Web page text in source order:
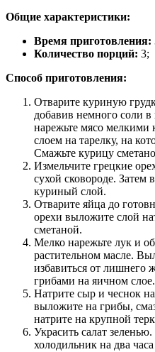
Общие характеристики:
Время приготовления:
Количество порций: 3;
Способ приготовления:
Отварите куриную
добавив немного соли
нарежьте мясо
слоем на тарелку, на
Смажьте курицу
Измельчите грецкие
сухой сковороде.
куриный слой.
Отварите яйца до
орехи выложите слой
сметаной.
Мелко нарежьте лук и
растительном масле.
избавиться от лишнего
грибами на яичном слое.
Натрите сыр и чеснок
выложите на грибы,
натрите на крупной
Украсить салат
холодильник на два